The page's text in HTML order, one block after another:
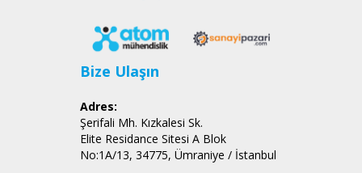
Bize Ulaşın
Adres:
Şerifali Mh. Kızkalesi Sk.
Elite Residance Sitesi A Blok
No:1A/13, 34775, Ümraniye / İstanbul